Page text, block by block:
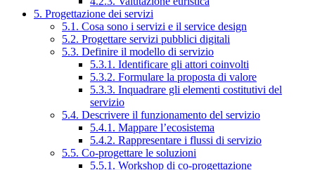
5. Progettazione dei servizi
5.1. Cosa sono i servizi e il service design
5.2. Progettare servizi pubblici digitali
5.3. Definire il modello di servizio
5.3.1. Identificare gli attori coinvolti
5.3.2. Formulare la proposta di valore
5.3.3. Inquadrare gli elementi costitutivi del
servizio
5.4. Descrivere il funzionamento del servizio
5.4.1. Mappare l’ecosistema
5.4.2. Rappresentare i flussi di servizio
5.5. Co-progettare le soluzioni
5.5.1. Workshop di co-progettazione